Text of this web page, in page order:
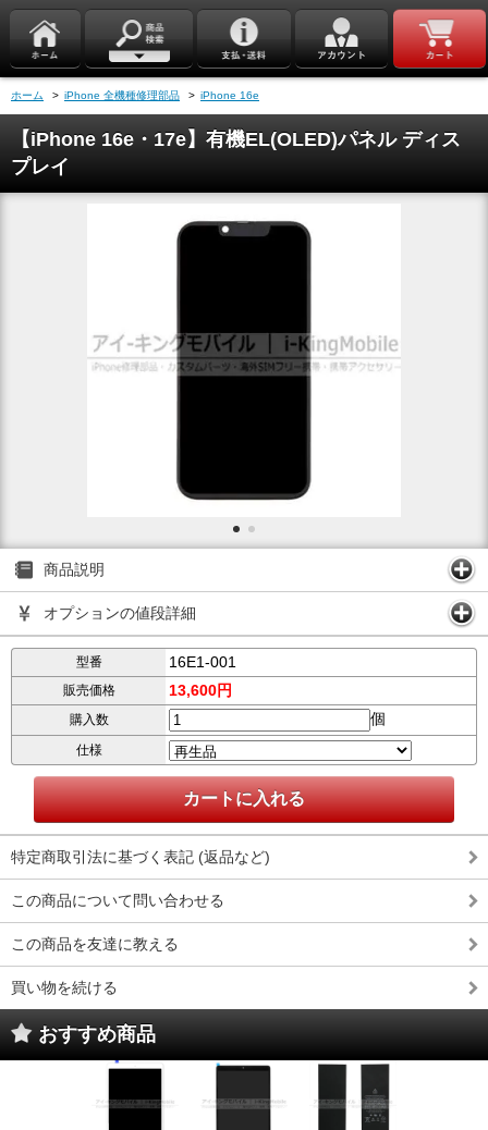
ホーム > iPhone 全機種修理部品 > iPhone 16e
【iPhone 16e・17e】有機EL(OLED)パネル ディス
プレイ
商品説明
オプションの値段詳細
型番 16E1-001
販売価格 13,600円
購入数 個
仕様
特定商取引法に基づく表記 (返品など)
この商品について問い合わせる
この商品を友達に教える
買い物を続ける
おすすめ商品